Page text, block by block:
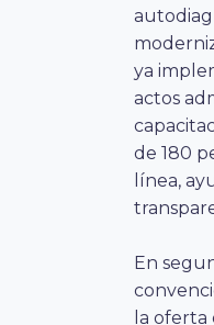
ya
actos
de 180
línea,
En
la